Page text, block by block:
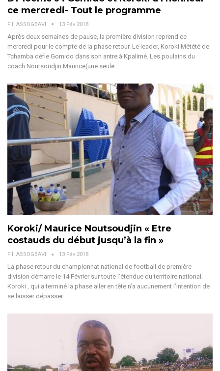
ce mercredi- Tout le programme
Fifi ASSOGBAVI 13 Fév 2018
Après deux semaines de pause, la première division reprend ce
mercredi pour le compte de la phase retour. Le leader, Koroki Métété de
Tchamba défie Gomido dans son antre à Kpalimé. Les poulains du
coach Noutsoudjin Maurice(une seule…
Koroki/ Maurice Noutsoudjin « Etre
costauds du début jusqu’à la fin »
Fifi ASSOGBAVI 13 Fév 2018
La phase retour du championnat national de football de première
division démarre le 14 Février sur toute l’étendue du territoire national.
Koroki , qui a terminé la phase aller en tête n’a aucunement l’intention de
se laisser dépasser.…